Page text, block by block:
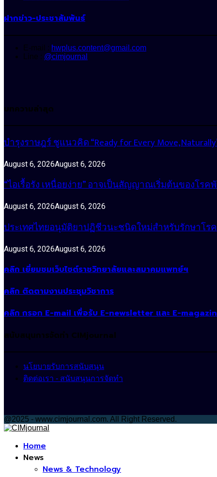
ฝากข่าว-ประชาสัมพันธ์
E-mail : hwplus.content@gmail.com
Line : @cimjournal
บทความล่าสุด
บำรุงราษฎร์ ชูแนวคิด “Ready for Every Move,
August 6, 2026August 6, 2026
“ไอเรื้อรัง เหนื่อยง่าย” อาจเป็นสัญญาณเริ่มต้นของ
August 6, 2026August 6, 2026
ประเทศไทยอนุมัติยาปฏิชีวนะชนิดใหม่สำหรับรักษาโร
August 6, 2026August 6, 2026
คลิก เยี่ยมชมเว็บไซต์ราชวิทยาลัยและสมาคมแพทย์ฯ
คลิก ติดตามงานประชุมวิชาการ
คลิก กรอก E-mail เพื่อรับ E-newsletter และ E-
สนับสนุนการจัดทำ CIMjournal
นโยบายรับการสนับสนุน
ติดต่อเรา - สนับสนุนการจัดทำ
@2025 - www.cimjournal.com. All Right Reserved.
Home
News
News & Technology